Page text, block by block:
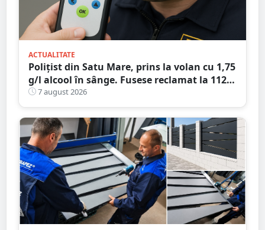
ACTUALITATE
Polițist din Satu Mare, prins la volan cu 1,75
g/l alcool în sânge. Fusese reclamat la 112
că circula pe contrasens
7 august 2026